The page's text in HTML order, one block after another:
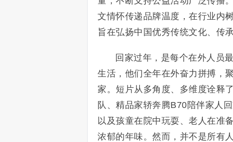
文情怀传递品牌温度，在行业内
旨在弘扬中国优秀传统文化、传
回家过年，是每个在外人员
生活，他们全年在外奋力拼搏，
家。短片从多角度、多维度诠释
队、精品家轿奔腾B70陪伴家人
以及孩童在院中玩耍、老人在准
浓郁的年味。然而，并不是所有